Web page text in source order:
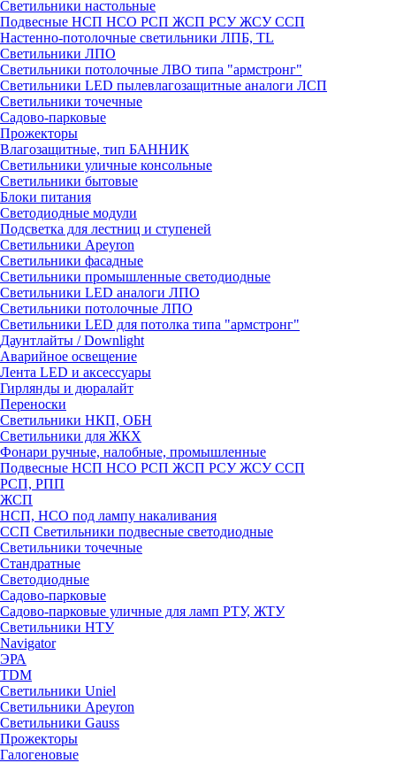
Светильники настольные
Подвесные НСП НСО РСП ЖСП РСУ ЖСУ ССП
Настенно-потолочные светильники ЛПБ, TL
Светильники ЛПО
Светильники потолочные ЛВО типа "армстронг"
Светильники LED пылевлагозащитные аналоги ЛСП
Светильники точечные
Садово-парковые
Прожекторы
Влагозащитные, тип БАННИК
Светильники уличные консольные
Светильники бытовые
Блоки питания
Светодиодные модули
Подсветка для лестниц и ступеней
Светильники Apeyron
Светильники фасадные
Светильники промышленные светодиодные
Светильники LED аналоги ЛПО
Светильники потолочные ЛПО
Светильники LED для потолка типа "армстронг"
Даунтлайты / Downlight
Аварийное освещение
Лента LED и аксессуары
Гирлянды и дюралайт
Переноски
Светильники НКП, ОБН
Светильники для ЖКХ
Фонари ручные, налобные, промышленные
Подвесные НСП НСО РСП ЖСП РСУ ЖСУ ССП
РСП, РПП
ЖСП
НСП, НСО под лампу накаливания
ССП Светильники подвесные светодиодные
Светильники точечные
Стандратные
Светодиодные
Садово-парковые
Садово-парковые уличные для ламп РТУ, ЖТУ
Светильники НТУ
Navigator
ЭРА
TDM
Светильники Uniel
Светильники Apeyron
Светильники Gauss
Прожекторы
Галогеновые